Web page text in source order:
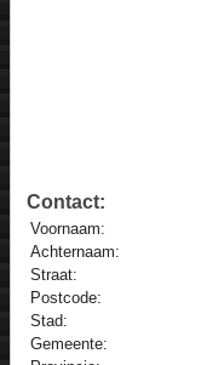
Contact:
Voornaam:
Achternaam:
Straat:
Postcode:
Stad:
Gemeente: